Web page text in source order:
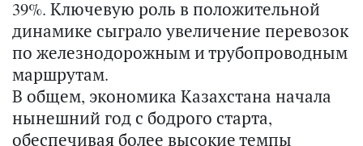
39%. Ключевую роль в положительной
динамике сыграло увеличение перевозок
по железнодорожным и трубопроводным
маршрутам.
В общем, экономика Казахстана начала
нынешний год с бодрого старта,
обеспечивая более высокие темпы